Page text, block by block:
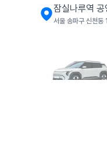
잠실나루역
서울 송파구 신천동